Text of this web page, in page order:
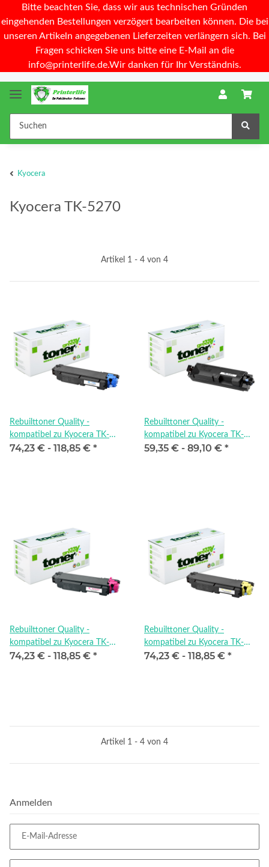
Bitte beachten Sie, dass wir aus technischen Gründen
eingehenden Bestellungen verzögert bearbeiten können. Die bei
unseren Artikeln angegebenen Lieferzeiten verlängern sich. Bei
Fragen schicken Sie uns bitte eine E-Mail an die
info@printerlife.de.Wir danken für Ihr Verständnis.
Kyocera
Kyocera TK-5270
Artikel 1 - 4 von 4
Rebuilttoner Quality -
kompatibel zu Kyocera TK-
5270C
74,23 € - 118,85 € *
Rebuilttoner Quality -
kompatibel zu Kyocera TK-
5270K
59,35 € - 89,10 € *
Rebuilttoner Quality -
kompatibel zu Kyocera TK-
5270M
74,23 € - 118,85 € *
Rebuilttoner Quality -
kompatibel zu Kyocera TK-
5270Y
74,23 € - 118,85 € *
Artikel 1 - 4 von 4
Anmelden
E-Mail-Adresse